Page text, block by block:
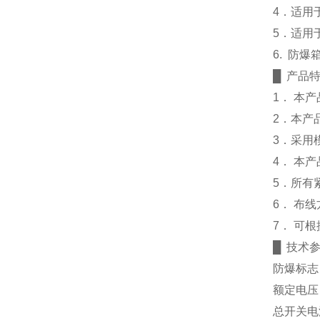
4．适用
5．适用
6. 防爆
█ 产品
1． 本
2．本产
3．采用
4． 本产
5．所有
6． 布线
7． 可根
█ 技术
防爆标
额定电
总开关